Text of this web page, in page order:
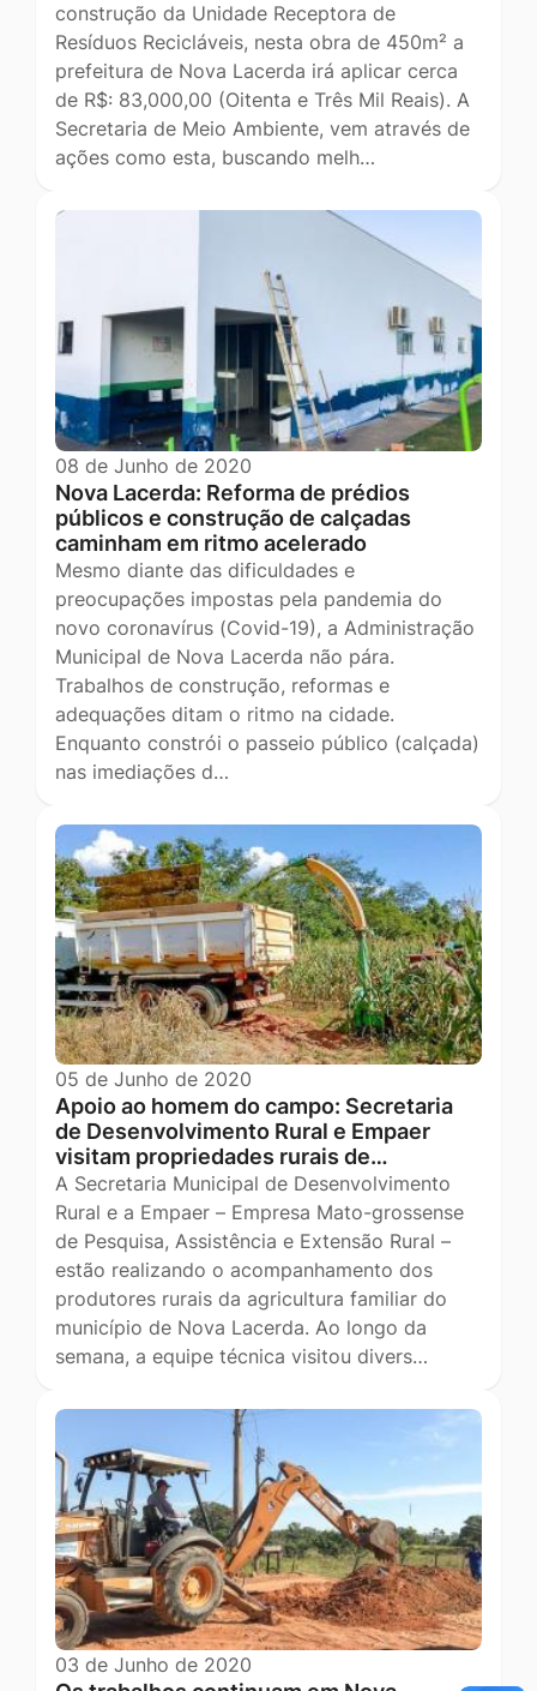
construção da Unidade Receptora de
Resíduos Recicláveis, nesta obra de 450m² a
prefeitura de Nova Lacerda irá aplicar cerca
de R$: 83,000,00 (Oitenta e Três Mil Reais). A
Secretaria de Meio Ambiente, vem através de
ações como esta, buscando melh…
08 de Junho de 2020
Nova Lacerda: Reforma de prédios
públicos e construção de calçadas
caminham em ritmo acelerado
Mesmo diante das dificuldades e
preocupações impostas pela pandemia do
novo coronavírus (Covid-19), a Administração
Municipal de Nova Lacerda não pára.
Trabalhos de construção, reformas e
adequações ditam o ritmo na cidade.
Enquanto constrói o passeio público (calçada)
nas imediações d…
05 de Junho de 2020
Apoio ao homem do campo: Secretaria
de Desenvolvimento Rural e Empaer
visitam propriedades rurais de…
A Secretaria Municipal de Desenvolvimento
Rural e a Empaer – Empresa Mato-grossense
de Pesquisa, Assistência e Extensão Rural –
estão realizando o acompanhamento dos
produtores rurais da agricultura familiar do
município de Nova Lacerda. Ao longo da
semana, a equipe técnica visitou divers…
03 de Junho de 2020